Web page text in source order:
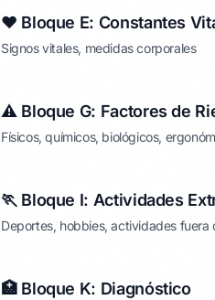
❤️ Bloque E: Constantes
Signos vitales, medidas corporales
⚠️ Bloque G: Factores de
Físicos, químicos, biológicos,
🏃 Bloque I: Actividades
Deportes, hobbies, actividades fuera
🏥 Bloque K: Diagnóstico